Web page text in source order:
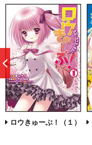
ロウきゅーぶ！（１）
へ